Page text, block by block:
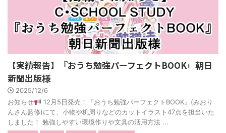
【実績報告】『おうち勉強パーフェクトBOOK』朝日
新聞出版様
2025/12/6
お知らせ
12月5日発売！『おうち勉強パーフェクトBOOK』(みおり
んさん監修)にて、小物や机周りなどのカットイラスト47点を担当いた
しました！ 勉強しやすい環境作りや文具の活用方法 ...